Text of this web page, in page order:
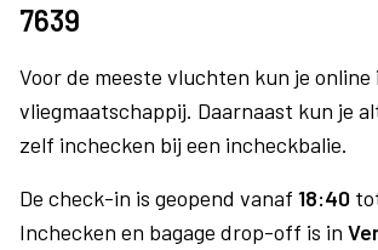
7639
Voor de meeste vluchten kun je online
vliegmaatschappij. Daarnaast kun je
zelf inchecken bij een incheckbalie.
De check-in is geopend vanaf 18:40
Inchecken en bagage drop-off is in